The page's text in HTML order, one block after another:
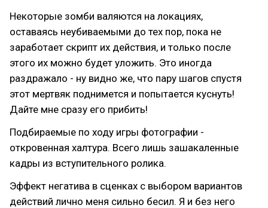
Некоторые зомби валяются на локациях,
оставаясь неубиваемыми до тех пор, пока не
заработает скрипт их действия, и только после
этого их можно будет уложить. Это иногда
раздражало - ну видно же, что пару шагов спустя
этот мертвяк поднимется и попытается куснуть!
Дайте мне сразу его прибить!
Подбираемые по ходу игры фотографии -
откровенная халтура. Всего лишь зашакаленные
кадры из вступительного ролика.
Эффект негатива в сценках с выбором вариантов
действий лично меня сильно бесил. Я и без него